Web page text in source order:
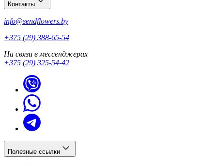
Контакты
info@sendflowers.by
+375 (29) 388-65-54
На связи в мессенджерах
+375 (29) 325-54-42
Полезные ссылки